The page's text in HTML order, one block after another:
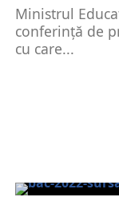
Ministrul
conferință de
cu care...